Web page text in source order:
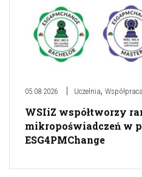
05.08.2026 Uczelnia, Współpraca
WSIiZ współtworzy
mikropoświadczeń w
ESG4PMChange